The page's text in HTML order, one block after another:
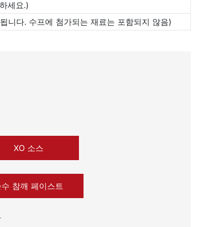
세요.)
니다. 수프에 첨가되는 재료는 포함되지 않음)
XO 소스
수 참깨 페이스트